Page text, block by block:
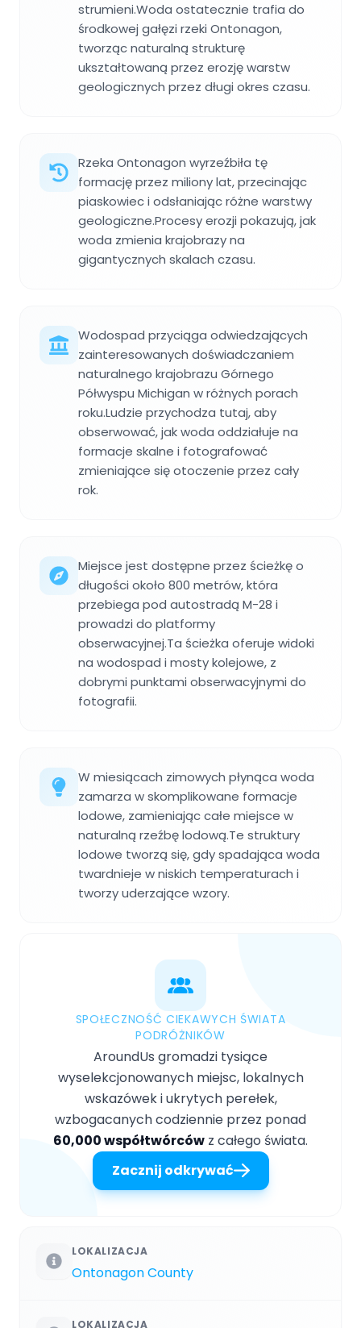
strumieni.Woda ostatecznie trafia do
środkowej gałęzi rzeki Ontonagon,
tworząc naturalną strukturę
ukształtowaną przez erozję warstw
geologicznych przez długi okres czasu.
Rzeka Ontonagon wyrzeźbiła tę
formację przez miliony lat, przecinając
piaskowiec i odsłaniając różne warstwy
geologiczne.Procesy erozji pokazują, jak
woda zmienia krajobrazy na
gigantycznych skalach czasu.
Wodospad przyciąga odwiedzających
zainteresowanych doświadczaniem
naturalnego krajobrazu Górnego
Półwyspu Michigan w różnych porach
roku.Ludzie przychodza tutaj, aby
obserwować, jak woda oddziałuje na
formacje skalne i fotografować
zmieniające się otoczenie przez cały
rok.
Miejsce jest dostępne przez ścieżkę o
długości około 800 metrów, która
przebiega pod autostradą M-28 i
prowadzi do platformy
obserwacyjnej.Ta ścieżka oferuje widoki
na wodospad i mosty kolejowe, z
dobrymi punktami obserwacyjnymi do
fotografii.
W miesiącach zimowych płynąca woda
zamarza w skomplikowane formacje
lodowe, zamieniając całe miejsce w
naturalną rzeźbę lodową.Te struktury
lodowe tworzą się, gdy spadająca woda
twardnieje w niskich temperaturach i
tworzy uderzające wzory.
SPOŁECZNOŚĆ CIEKAWYCH ŚWIATA
PODRÓŻNIKÓW
AroundUs gromadzi tysiące
wyselekcjonowanych miejsc, lokalnych
wskazówek i ukrytych perełek,
wzbogacanych codziennie przez ponad
60,000 współtwórców z całego świata.
Zacznij odkrywać
LOKALIZACJA
Ontonagon County
LOKALIZACJA